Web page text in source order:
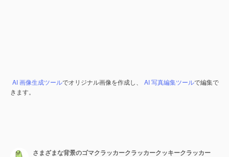
AI 画像生成ツールでオリジナル画像を作成し、 AI 写真編集ツールで編集で
きます。
さまざまな背景のゴマクラッカークラッカークッキークラッカー